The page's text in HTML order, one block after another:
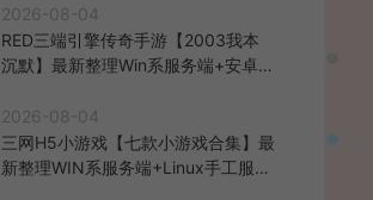
后台+安卓+详细搭建教程
2026-08-04
RED三端引擎传奇手游【2003我本
沉默】最新整理Win系服务端+安卓苹
2026-08-04
三网H5小游戏【七款小游戏合集】最
新整理WIN系服务端+Linux手工服务